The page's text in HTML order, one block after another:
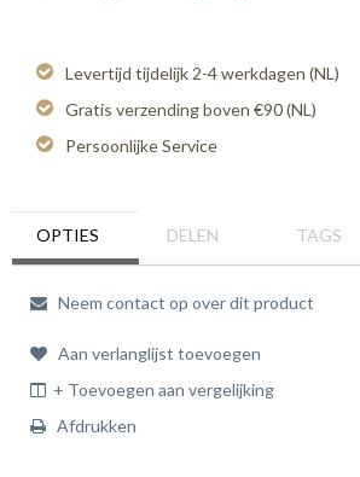
Levertijd tijdelijk 2-4 werkdagen (NL)
Gratis verzending boven €90 (NL)
Persoonlijke Service
OPTIES DELEN TAGS
Neem contact op over dit product
Aan verlanglijst toevoegen
+ Toevoegen aan vergelijking
Afdrukken